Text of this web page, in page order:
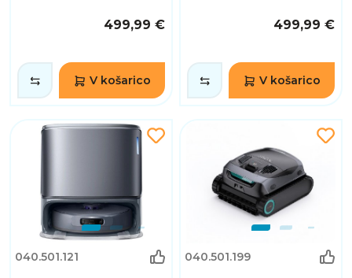
499,99 €
V košarico
499,99 €
V košarico
040.501.121 040.501.199